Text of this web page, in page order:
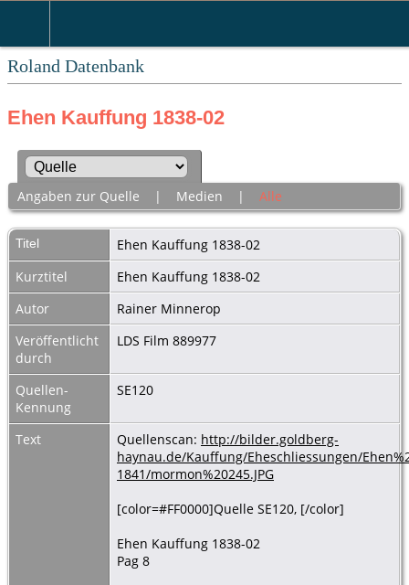
Roland Datenbank
Ehen Kauffung 1838-02
Angaben zur Quelle | Medien | Alle
Titel
Ehen Kauffung 1838-02
Kurztitel
Ehen Kauffung 1838-02
Autor
Rainer Minnerop
Veröffentlicht
durch
LDS Film 889977
Quellen-
Kennung
SE120
Text Quellenscan: http://bilder.goldberg-
haynau.de/Kauffung/Eheschliessungen/
1841/mormon%20245.JPG
[color=#FF0000]Quelle SE120, [/color]
Ehen Kauffung 1838-02
Pag 8